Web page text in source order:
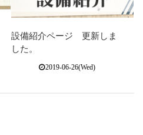
設備紹介ページ 更新しま
した。
2019-06-26(Wed)